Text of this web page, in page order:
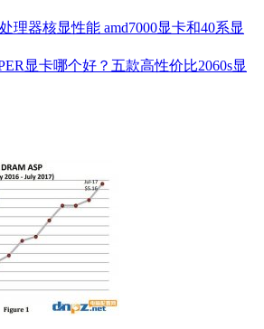
理器核显性能 amd7000显卡和40系显
显卡哪个好？五款高性价比2060s显